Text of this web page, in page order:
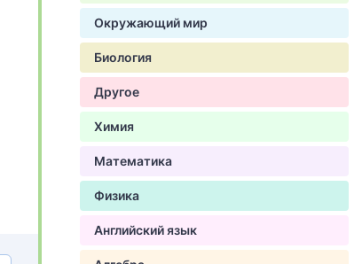
Окружающий мир
Биология
Другое
Химия
Математика
Физика
Английский язык